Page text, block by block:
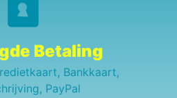
Betaling
Bankkaart,
PayPal